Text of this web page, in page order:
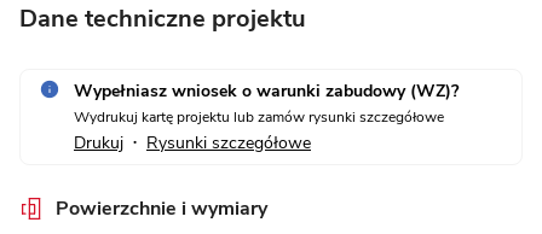
Dane techniczne projektu
Wypełniasz wniosek o warunki zabudowy (WZ)?
Wydrukuj kartę projektu lub zamów rysunki szczegółowe
Drukuj • Rysunki szczegółowe
Powierzchnie i wymiary